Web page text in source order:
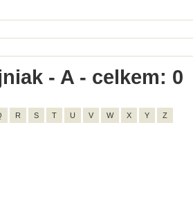
- A - celkem: 0
R S T U V W X Y Z